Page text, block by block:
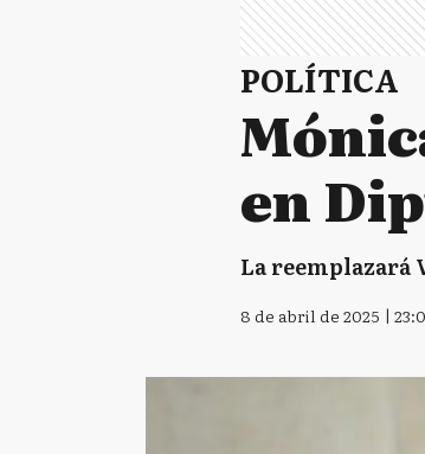
POLÍTICA
en
La reemplazará
8 de abril de 2025 |